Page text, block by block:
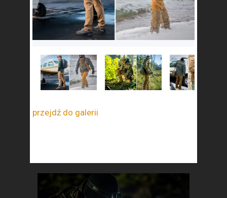
przejdź do galerii